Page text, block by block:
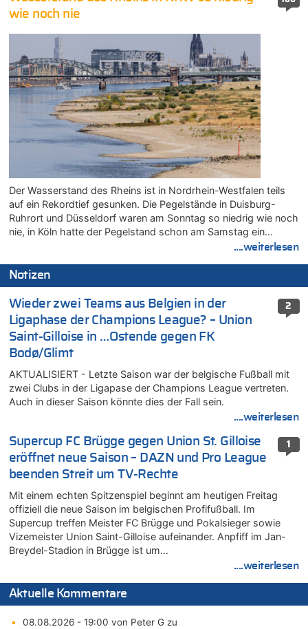
wie noch nie
Der Wasserstand des Rheins ist in Nordrhein-Westfalen teils
auf ein Rekordtief gesunken. Die Pegelstände in Duisburg-
Ruhrort und Düsseldorf waren am Sonntag so niedrig wie noch
nie, in Köln hatte der Pegelstand schon am Samstag ein…
....weiterlesen
Notizen
2
Wieder zwei Teams aus Belgien in der
Ligaphase der Champions League? – Union
Saint-Gilloise in …Ostende gegen FK
Bodø/Glimt
AKTUALISIERT - Letzte Saison war der belgische Fußball mit
zwei Clubs in der Ligapase der Champions League vertreten.
Auch in dieser Saison könnte dies der Fall sein.
....weiterlesen
1
Supercup FC Brügge gegen Union St. Gilloise
eröffnet neue Saison – DAZN und Pro League
beenden Streit um TV-Rechte
Mit einem echten Spitzenspiel beginnt am heutigen Freitag
offiziell die neue Saison im belgischen Profifußball. Im
Supercup treffen Meister FC Brügge und Pokalsieger sowie
Vizemeister Union Saint-Gilloise aufeinander. Anpfiff im Jan-
Breydel-Stadion in Brügge ist um…
....weiterlesen
Aktuelle Kommentare
08.08.2026 - 19:00 von Peter G zu